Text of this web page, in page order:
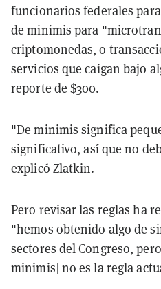
funcionarios federales
de minimis para
criptomonedas, o
servicios que caigan bajo
reporte de $300.
"De minimis significa
significativo, así que no
explicó Zlatkin.
Pero revisar las reglas ha
"hemos obtenido algo de
sectores del Congreso,
minimis] no es la regla